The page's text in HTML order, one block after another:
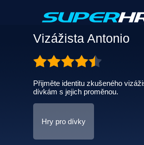
Vizážista Antonio
Přijměte identitu zkušeného
dívkám s jejich proměnou.
Hry pro dívky